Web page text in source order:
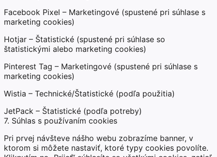
Facebook Pixel – Marketingové (spustené pri súhlase s
marketing cookies)
Hotjar – Štatistické (spustené pri súhlase so
štatistickými alebo marketing cookies)
Pinterest Tag – Marketingové (spustené pri súhlase s
marketing cookies)
Wistia – Technické/Štatistické (podľa použitia)
JetPack – Štatistické (podľa potreby)
7. Súhlas s používaním cookies
Pri prvej návšteve nášho webu zobrazíme banner, v
ktorom si môžete nastaviť, ktoré typy cookies povolíte.